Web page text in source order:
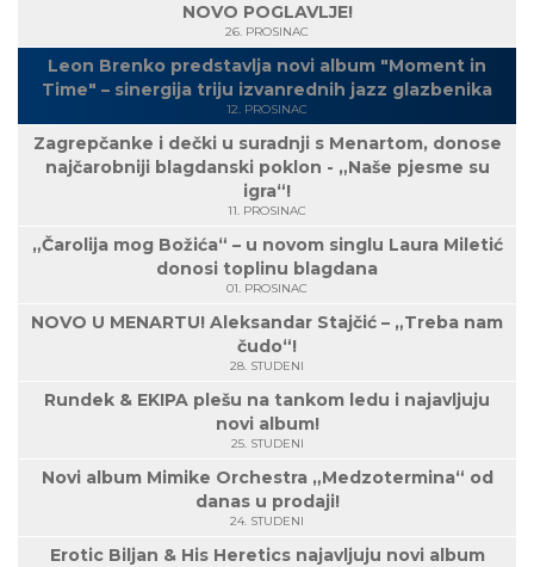
NOVO POGLAVLJE!
26. PROSINAC
Leon Brenko predstavlja novi album "Moment in
Time" – sinergija triju izvanrednih jazz glazbenika
12. PROSINAC
Zagrepčanke i dečki u suradnji s Menartom, donose
najčarobniji blagdanski poklon - „Naše pjesme su
igra“!
11. PROSINAC
„Čarolija mog Božića“ – u novom singlu Laura Miletić
donosi toplinu blagdana
01. PROSINAC
NOVO U MENARTU! Aleksandar Stajčić – „Treba nam
čudo“!
28. STUDENI
Rundek & EKIPA plešu na tankom ledu i najavljuju
novi album!
25. STUDENI
Novi album Mimike Orchestra „Medzotermina“ od
danas u prodaji!
24. STUDENI
Erotic Biljan & His Heretics najavljuju novi album